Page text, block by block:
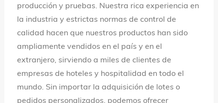
producción y pruebas. Nuestra rica experiencia en
la industria y estrictas normas de control de
calidad hacen que nuestros productos han sido
ampliamente vendidos en el país y en el
extranjero, sirviendo a miles de clientes de
empresas de hoteles y hospitalidad en todo el
mundo. Sin importar la adquisición de lotes o
pedidos personalizados, podemos ofrecer